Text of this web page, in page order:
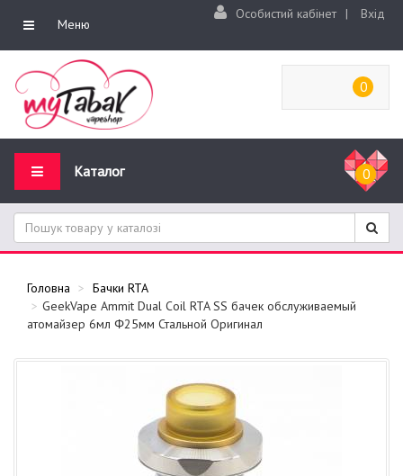
Меню
Особистий кабінет | Вхід
0
Каталог 0
Головна
Бачки RTA
GeekVape Ammit Dual Coil RTA SS бачек обслуживаемый
атомайзер 6мл Φ25мм Стальной Оригинал